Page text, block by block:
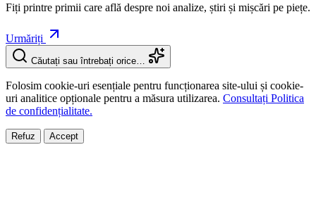
Fiți printre primii care află despre noi analize, știri și mișcări pe piețe.
Urmăriți
Căutați sau întrebați orice…
Folosim cookie-uri esențiale pentru funcționarea site-ului și cookie-
uri analitice opționale pentru a măsura utilizarea. Consultați Politica
de confidențialitate.
Refuz Accept